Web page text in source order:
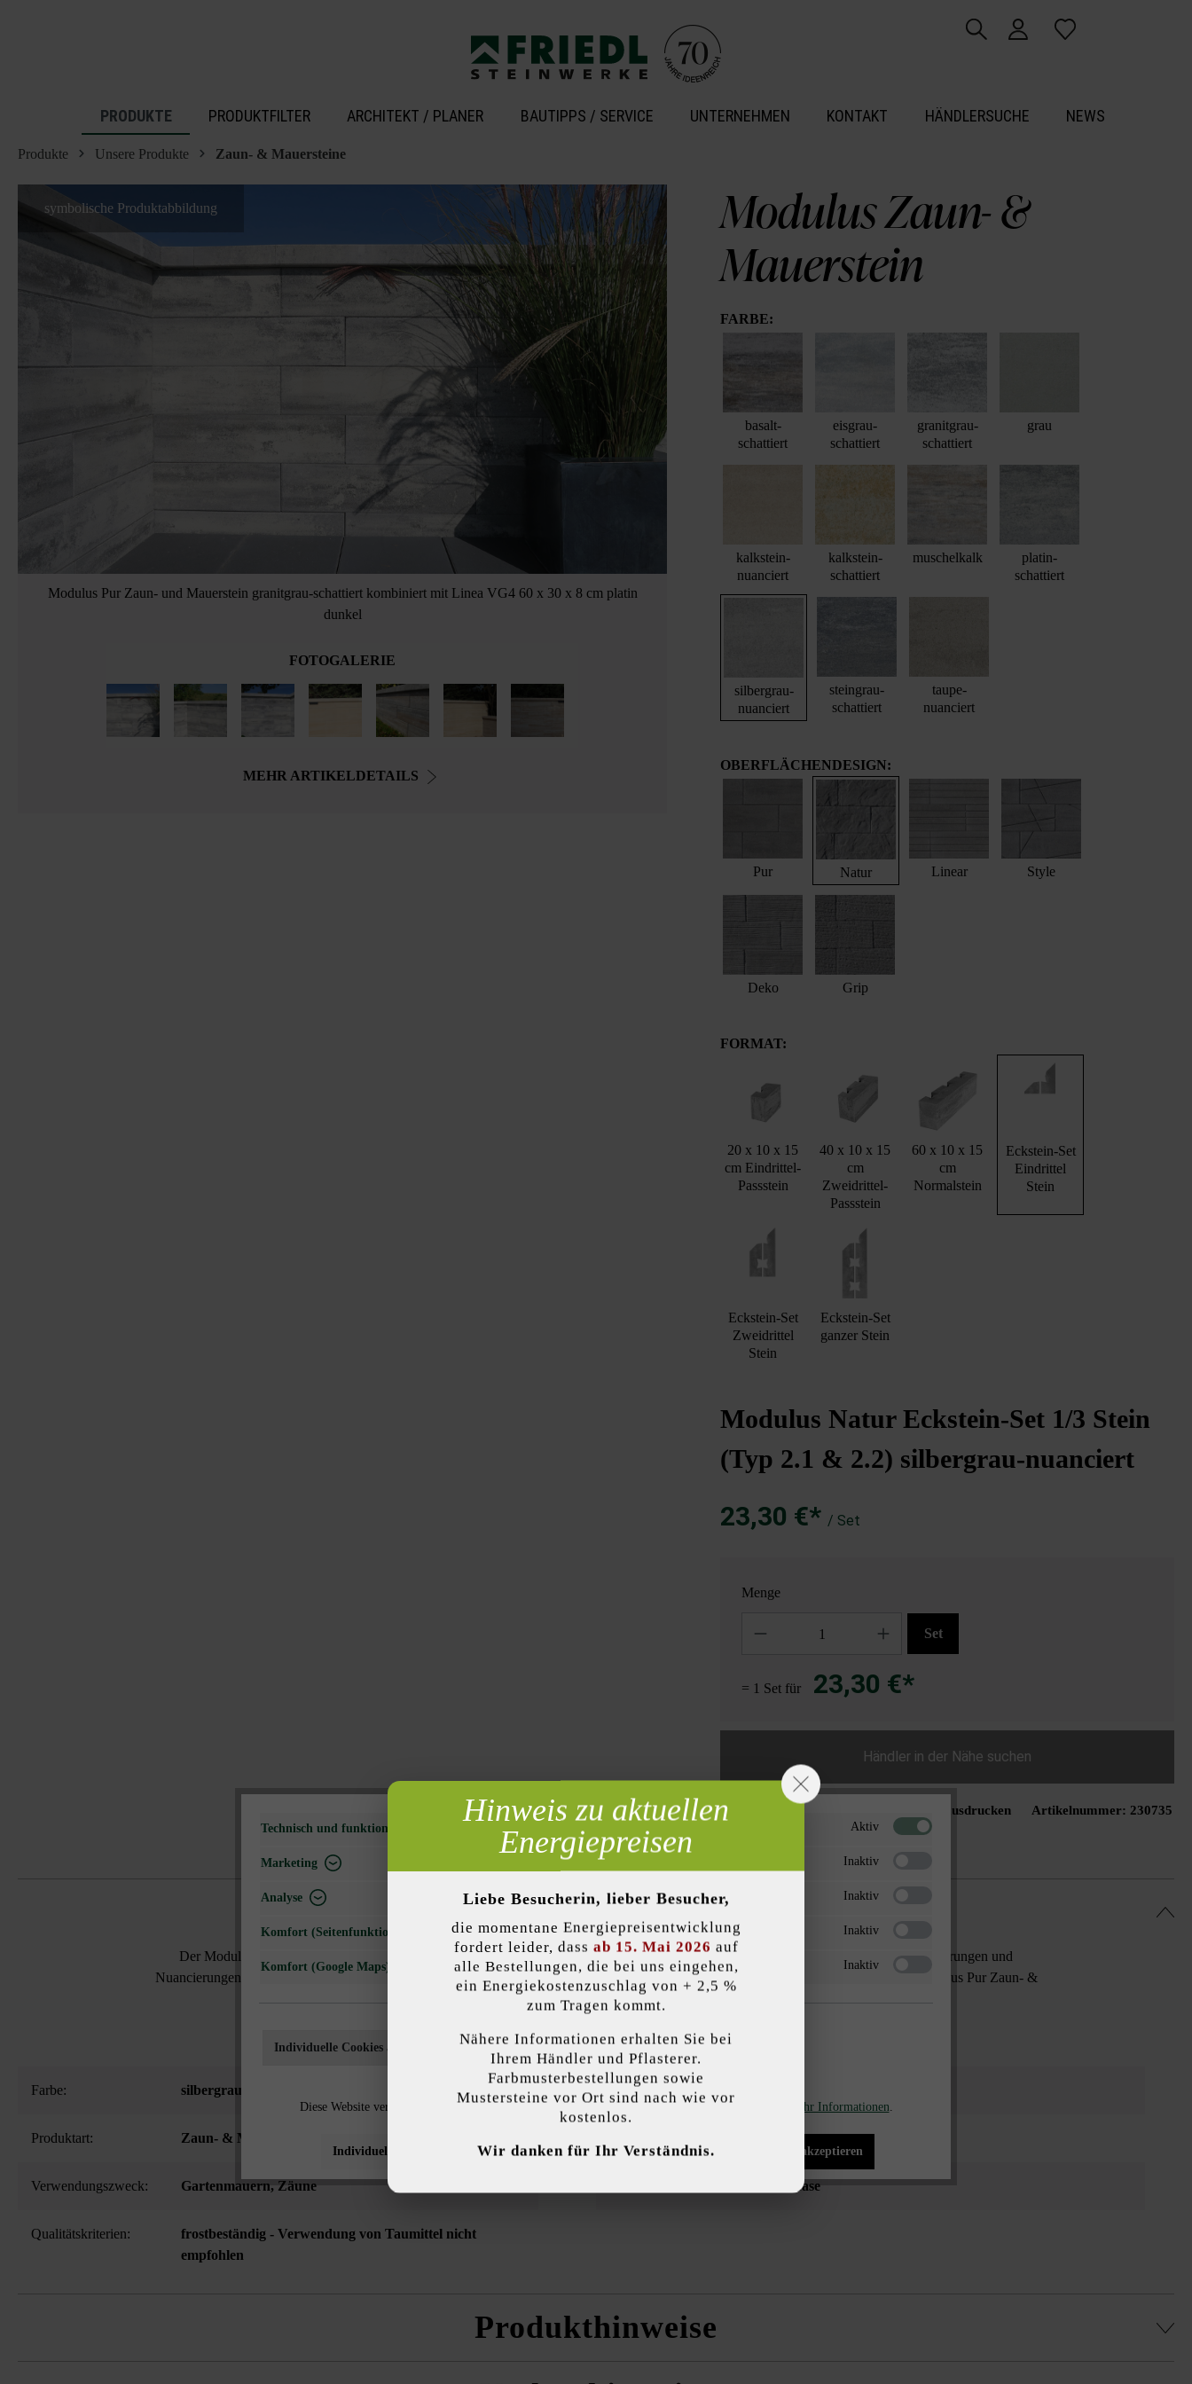
PRODUKTE PRODUKTFILTER ARCHITEKT / PLANER BAUTIPPS / SERVICE UNTERNEHMEN KONTAKT HÄNDLERSUCHE NEWS
Produkte Unsere Produkte Zaun- & Mauersteine
Modulus Pur Zaun- und Mauerstein granitgrau-schattiert kombiniert mit Linea VG4 60 x 30 x 8 cm platin
dunkel
symbolische Produktabbildung
FOTOGALERIE
MEHR ARTIKELDETAILS
Modulus Zaun- &
Mauerstein
FARBE:
basalt-
schattiert
eisgrau-
schattiert
granitgrau-
schattiert
grau
kalkstein-
nuanciert
kalkstein-
schattiert
muschelkalk
platin-
schattiert
silbergrau-
nuanciert
steingrau-
schattiert
taupe-
nuanciert
OBERFLÄCHENDESIGN:
Pur Natur Linear Style
Deko Grip
FORMAT:
20 x 10 x 15
cm Eindrittel-
Passstein
40 x 10 x 15
cm
Zweidrittel-
Passstein
60 x 10 x 15
cm
Normalstein
Eckstein-Set
Eindrittel
Stein
Eckstein-Set
Zweidrittel
Stein
Eckstein-Set
ganzer Stein
Modulus Natur Eckstein-Set 1/3 Stein
(Typ 2.1 & 2.2) silbergrau-nuanciert
23,30 €* / Set
Menge
Set
= 1 Set für 23,30 €*
Händler in der Nähe suchen
Seite ausdrucken Artikelnummer: 230735
Produktbeschreibung
Der Modulus Pur Zaun- & Mauerstein überzeugt durch seine moderne Steinlänge und die wunderschön zur Geltung kommenden Schattierungen und
Nuancierungen. Möglich macht dies das einzigartige, patentierte Steinsystem. Darüber hinaus können durch die spezielle Bauweise des Modulus Pur Zaun- &
Mauersteins unterschiedliche Farben für die Außen- und die Innenseite von Mauern gewählt werden.
Farbe: silbergrau-nuanciert Oberflächenstruktur:
Produktart: Zaun- & Mauersteine
Verwendungszweck: Gartenmauern, Zäune Mikrofase
Qualitätskriterien:
frostbeständig - Verwendung von Taumittel nicht
empfohlen
Produkthinweise
Technisch und funktional erforderlich Aktiv
Marketing Inaktiv
Analyse Inaktiv
Komfort (Seitenfunktionalität) Inaktiv
Komfort (Google Maps) Inaktiv
Individuelle Cookies akzeptieren
Diese Website verwendet Cookies, um Ihnen die bestmögliche Funktionalität bieten zu können... Mehr Informationen.
Individuelle Einstellungen Nur funktionale Cookies akzeptieren Alle Cookies akzeptieren
Hinweis zu aktuellen
Energiepreisen
Liebe Besucherin, lieber Besucher,
die momentane Energiepreisentwicklung
fordert leider, dass ab 15. Mai 2026 auf
alle Bestellungen, die bei uns eingehen,
ein Energiekostenzuschlag von + 2,5 %
zum Tragen kommt.
Nähere Informationen erhalten Sie bei
Ihrem Händler und Pflasterer.
Farbmusterbestellungen sowie
Mustersteine vor Ort sind nach wie vor
kostenlos.
Wir danken für Ihr Verständnis.